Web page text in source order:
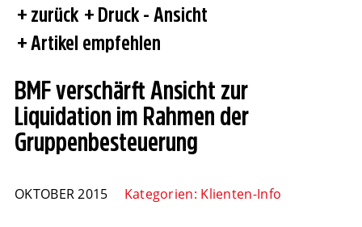
zurück
Druck - Ansicht
Artikel empfehlen
BMF verschärft Ansicht zur
Liquidation im Rahmen der
Gruppenbesteuerung
OKTOBER 2015 Kategorien: Klienten-Info